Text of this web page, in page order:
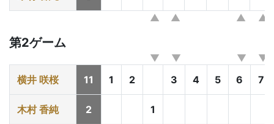
第2ゲーム
横井 咲桜 11 1 2 3 4 5 6 7
木村 香純 2 1